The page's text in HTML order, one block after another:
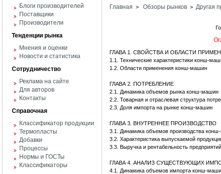
Блоги производителей
Поставщики
Производители
Тенденции рынка
Мнения и оценки
Новости и статистика
Сотрудничество
Реклама на сайте
Для авторов
Контакты
Справочная
Классификатор продукции
Термопласты
Добавки
Процессы
Нормы и ГОСТы
Классификаторы
Главная > Обзоры рынков > Другая
ГЛАВА 1. СВОЙСТВА И ОБЛАСТИ
1.1. Технические характеристики конш-
1.2. Области применения конш-машин
ГЛАВА 2. ПОТРЕБЛЕНИЕ
2.1. Динамика объемов рынка конш-машин
2.2. Товарная и отраслевая структура
2.3. Доля импорта на рынке конш-машин
ГЛАВА 3. ВНУТРЕННЕЕ ПРОИЗВОДСТВО
3.1. Динамика объемов производства
3.2. Характеристика выпускаемой
3.3. Выручка и рентабельность
ГЛАВА 4. АНАЛИЗ СУЩЕСТВУЮЩИХ
4.1. Динамика объемов импорта конш-